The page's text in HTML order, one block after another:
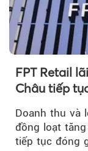
FPT Retail
Châu tiếp
Doanh thu và
đồng loạt
tiếp tục đóng